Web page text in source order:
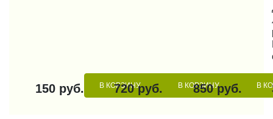
150 руб. В КОРЗИНУ
720 руб. В КОРЗИНУ
850 руб. В